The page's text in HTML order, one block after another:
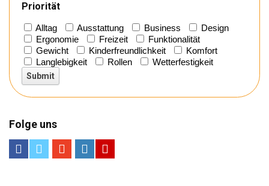
Priorität
Alltag Ausstattung Business
Design
Ergonomie
Freizeit
Funktionalität
Gewicht
Kinderfreundlichkeit
Komfort
Langlebigkeit
Rollen Wetterfestigkeit
Folge uns